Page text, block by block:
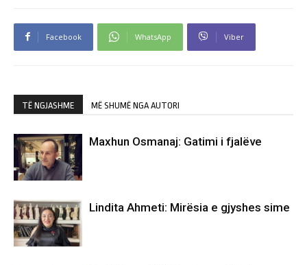
Facebook WhatsApp Viber
TË NGJASHME MË SHUMË NGA AUTORI
Maxhun Osmanaj: Gatimi i fjalëve
Lindita Ahmeti: Mirësia e gjyshes sime